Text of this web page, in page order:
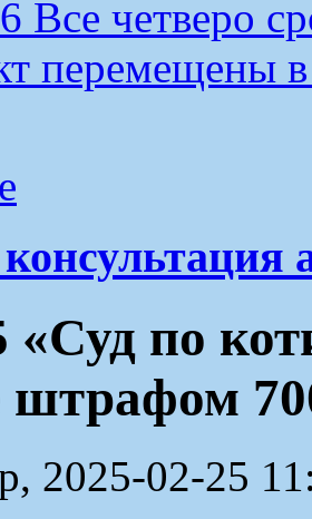
Все четверо
перемещены
«Суд по
2025-02-25